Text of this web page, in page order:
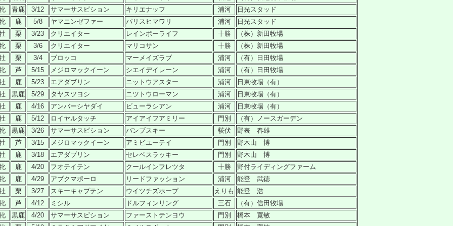
青鹿 3/12 サマーサスピション キリエナッフ 浦河
日光スタッド
鹿 5/8 ヤマニンゼファー パリスヒマワリ 浦河
日光スタッド
栗 3/23 クリエイター レインボーライフ 十勝
（株）新田牧場
栗 3/6 クリエイター マリコサン 十勝
（株）新田牧場
栗 3/4 ブロッコ マーメイズラブ 浦河
（有）日田牧場
芦 5/15 メジロマックイーン シエイデイレーン 浦河
（有）日田牧場
鹿 5/23 エアダブリン ニットウアスター 浦河
日東牧場（有）
黒鹿 5/29 タヤスツヨシ ニツトウローマン 浦河
日東牧場（有）
鹿 4/16 アンバーシヤダイ ビューラシアン 浦河
日東牧場（有）
鹿 5/12 ロイヤルタッチ アイアイフアミリー 門別
（有）ノースガーデン
黒鹿 3/26 サマーサスピション バンブスキー 荻伏
野表 春雄
芦 3/15 メジロマックイーン アミビユーテイ 門別
野木山 博
鹿 3/18 エアダブリン セレベスラッキー 門別
野木山 博
鹿 4/20 フオテイテン クールインフレツタ 十勝
野付ライディングファーム
鹿 4/29 アブクマポーロ リードファッション 浦河
能登 武徳
栗 3/27 スキーキャプテン ウイツチズホープ えりも 能登 浩
芦 4/12 ミシル ドルフィンリング 三石
（有）信田牧場
黒鹿 4/20 サマーサスピション ファーストテンヨウ 門別
橋本 寛敏